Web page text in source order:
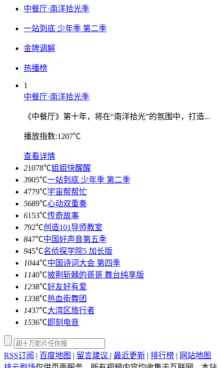
中餐厅·南洋拾光季
一站到底 少年季 第二季
金牌调解
热播榜
1
中餐厅·南洋拾光季
《中餐厅》第十年，将在“南洋拾光”的氛围中，打造...
播放指数:1207℃
查看详情
21078℃姐姐快醒醒
3905℃一站到底 少年季 第二季
4779℃宇宙帮帮忙
5689℃心动双重奏
6153℃传奇故事
792℃创造101导师教室
847℃中国好声音第五季
945℃名侦探学院5 加长版
1044℃中国诗词大会 第四季
1140℃披荆斩棘的哥哥 舞台纯享版
1238℃好友好有爱
1338℃热血街舞团
1437℃大湾区旅行者
1536℃即刻电音
RSS订阅 | 百度地图 | 留言建议 | 最近更新 | 排行榜 | 网站地图